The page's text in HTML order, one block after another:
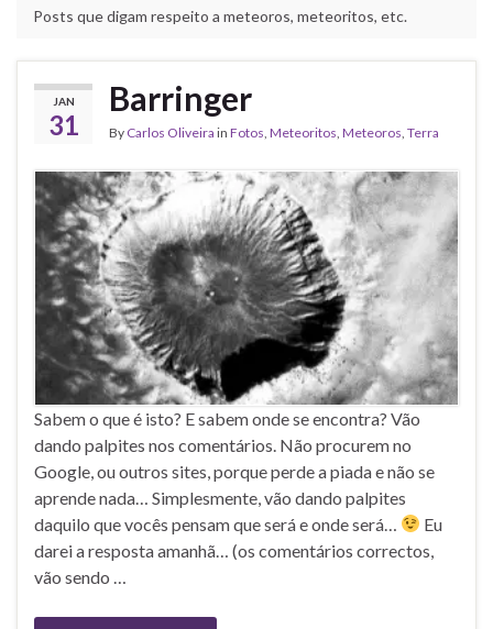
Posts que digam respeito a meteoros, meteoritos, etc.
JAN
31
Barringer
By Carlos Oliveira in Fotos, Meteoritos, Meteoros, Terra
Sabem o que é isto? E sabem onde se encontra? Vão
dando palpites nos comentários. Não procurem no
Google, ou outros sites, porque perde a piada e não se
aprende nada… Simplesmente, vão dando palpites
daquilo que vocês pensam que será e onde será…
Eu
darei a resposta amanhã… (os comentários correctos,
vão sendo …